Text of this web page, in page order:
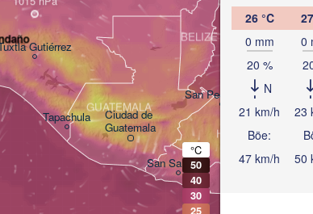
26 °C
0 mm
20 %
N
21 km/h
Böe:
47 km/h
0
23
50
Ciudad de
Guatemala
Gutiérrez
Tapachula
GUATEMALA
San Pedro Sula
San Salvador
HONDURAS
BELIZE
°C
50
40
30
25